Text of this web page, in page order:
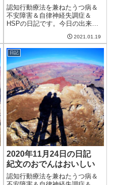
認知行動療法を兼ねたうつ病＆
不安障害＆自律神経失調症＆
HSPの日記です。今日の出来事
い天気。午後からは晴れてきた
ものの、気温は低く、洗濯物は
浴室乾燥を使うことに。浴室乾
燥機は意外と手間がかかるので
あまりうれしくは...
2021.01.19
日記
2020年11月24日の日記
紀文のおでんはおいしい
認知行動療法を兼ねたうつ病＆